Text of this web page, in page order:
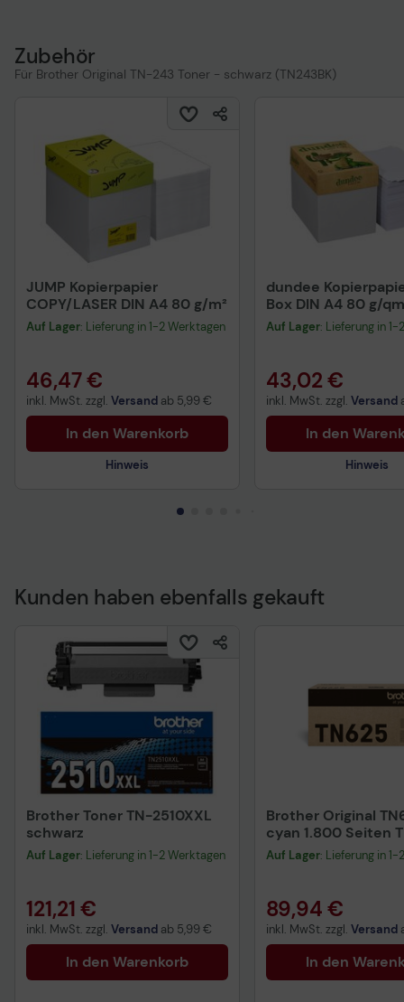
Zubehör
Für Brother Original TN-243 Toner - schwarz (TN243BK)
JUMP Kopierpapier
COPY/LASER DIN A4 80 g/m²
Auf Lager: Lieferung in 1-2 Werktagen
46,47 €
inkl. MwSt. zzgl. Versand ab 5,99 €
In den Warenkorb
Hinweis
dundee
Box DIN A4 80 g/
Blatt
Auf Lager: Lieferung in
43,02 €
inkl. MwSt. zzgl. Versand
In den
Hinweis
Kunden haben ebenfalls gekauft
Brother Toner TN-2510XXL
schwarz
Auf Lager: Lieferung in 1-2 Werktagen
121,21 €
inkl. MwSt. zzgl. Versand ab 5,99 €
In den Warenkorb
Brother Original
cyan 1.800 Seiten
Auf Lager: Lieferung in
89,94 €
inkl. MwSt. zzgl. Versand
In den